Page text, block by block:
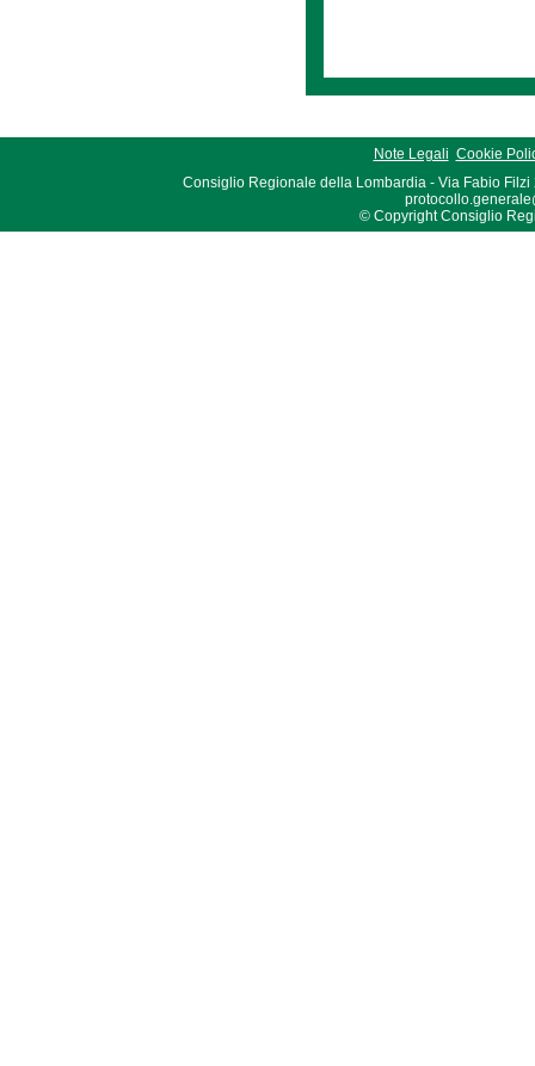
Note Legali Cookie
Consiglio Regionale della Lombardia - Via Fabio Filzi
© Copyright Consiglio